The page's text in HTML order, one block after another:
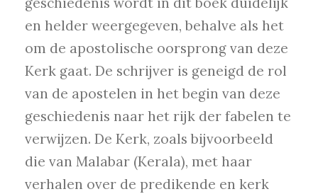
en helder weergegeven, behalve als het
om de apostolische oorsprong van deze
Kerk gaat. De schrijver is geneigd de rol
van de apostelen in het begin van deze
geschiedenis naar het rijk der fabelen te
verwijzen. De Kerk, zoals bijvoorbeeld
die van Malabar (Kerala), met haar
verhalen over de predikende en kerk